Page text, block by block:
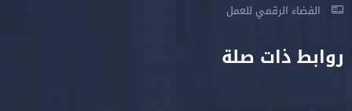
الفضاء الرقمي للعمل
روابط ذات صلة